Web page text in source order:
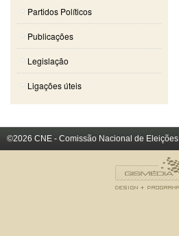
Partidos Políticos
Publicações
Legislação
Ligações úteis
©2026 CNE - Comissão Nacional de Eleições